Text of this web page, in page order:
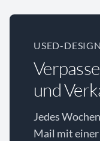
USED-
und
Jedes
Mail mit